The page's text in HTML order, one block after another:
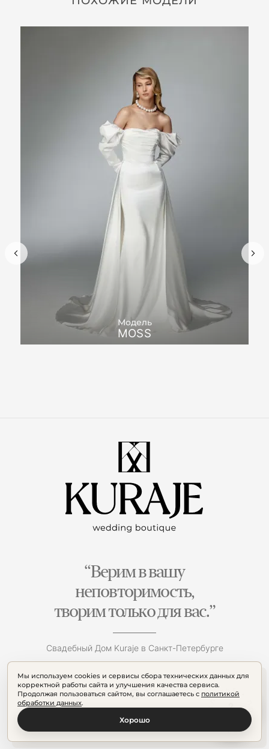
Модель
MOSS
Мы используем cookies и сервисы сбора технических данных для
корректной работы сайта и улучшения качества сервиса.
Продолжая пользоваться сайтом, вы соглашаетесь с политикой
обработки данных.
Хорошо
“Верим в вашу
неповторимость,
творим только для вас.”
Свадебный Дом Kuraje в Санкт-Петербурге